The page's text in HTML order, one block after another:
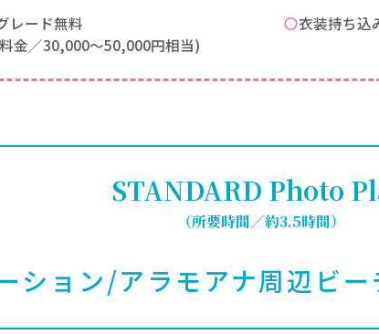
レード無料
金／30,000〜50,000円相当)
〇衣装持ち
STANDARD Photo
（所要時間／約3.5時間）
ション/アラモアナ周辺ビー